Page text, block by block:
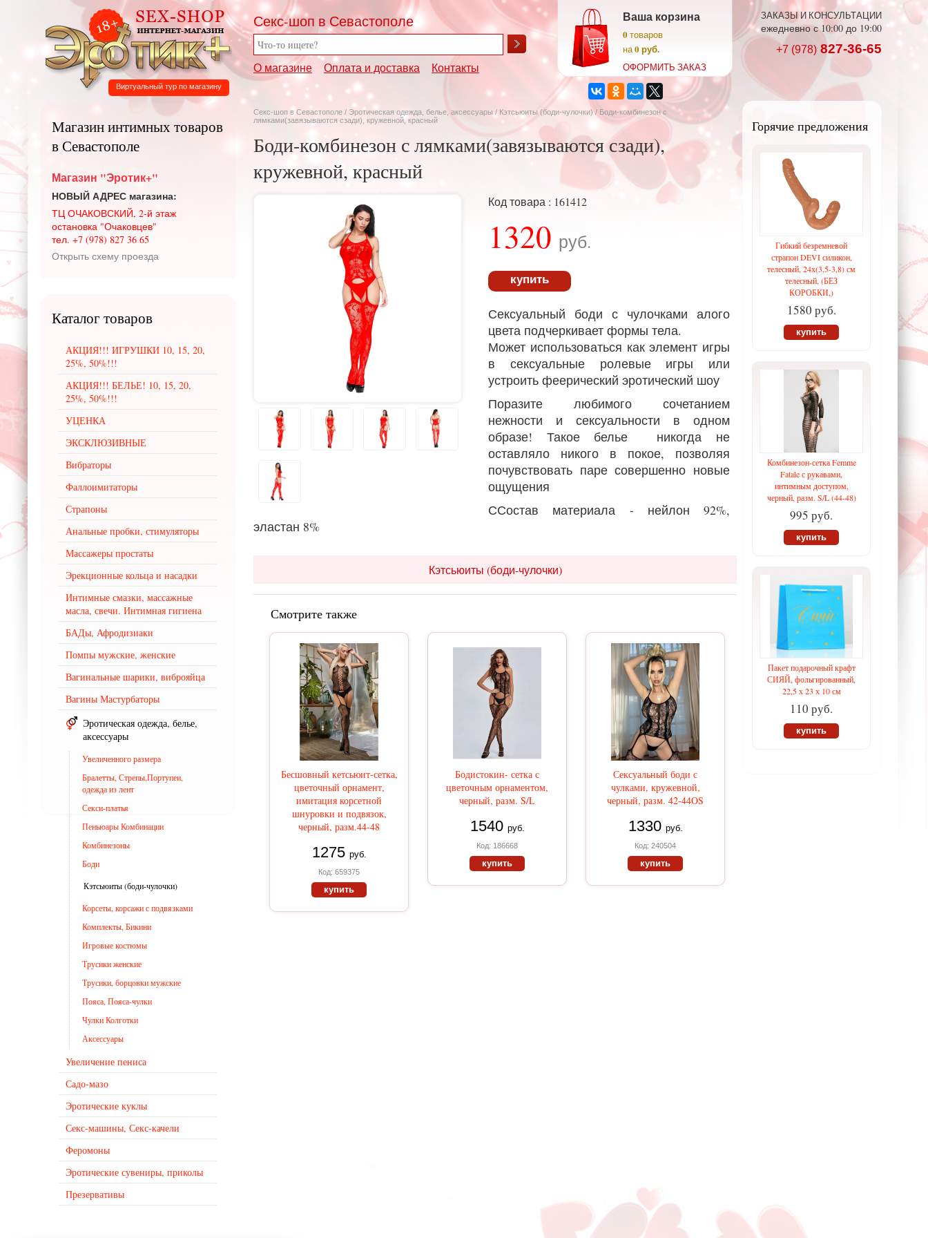
Секс-шоп в Севастополе
О магазине Оплата и доставка Контакты
Ваша корзина
0товаров
на0 руб.
ОФОРМИТЬ ЗАКАЗ
ЗАКАЗЫ И КОНСУЛЬТАЦИИ
ежедневно с 10:00 до 19:00
+7 (978) 827-36-65
Виртуальный тур по магазину
Секс-шоп в Севастополе / Эротическая одежда, белье, аксессуары / Кэтсьюиты (боди-чулочки)/ Боди-комбинезон с
лямками(завязываются сзади), кружевной, красный
Боди-комбинезон с лямками(завязываются сзади),
кружевной, красный
Код товара : 161412
1320 руб.
купить
Сексуальный боди с чулочками алого
цвета подчеркивает формы тела.
Может использоваться как элемент игры
в сексуальные ролевые игры или
устроить феерический эротический шоу
Поразите любимого сочетанием
нежности и сексуальности в одном
образе! Такое белье никогда не
оставляло никого в покое, позволяя
почувствовать паре совершенно новые
ощущения
ССостав материала - нейлон 92%,
эластан 8%
Кэтсьюиты (боди-чулочки)
Смотрите также
Бесшовный кетсьюит-сетка,
цветочный орнамент,
имитация корсетной
шнуровки и подвязок,
черный, разм.44-48
1275 руб.
Код: 659375
купить
Бодистокин- сетка с
цветочным орнаментом,
черный, разм. S/L
1540 руб.
Код: 186668
купить
Сексуальный боди с
чулками, кружевной,
черный, разм. 42-44OS
1330 руб.
Код: 240504
купить
Горячие предложения
Гибкий безремневой
страпон DEVI силикон,
телесный, 24х(3,5-3,8) см
телесный, (БЕЗ
КОРОБКИ,)
1580 руб.
купить
Комбинезон-сетка Femme
Fatale с рукавами,
интимным доступом,
черный, разм. S/L (44-48)
995 руб.
купить
Пакет подарочный крафт
СИЯЙ, фольгированный,
22,5 х 23 х 10 см
110 руб.
купить
Магазин интимных товаров
в Севастополе
Магазин "Эротик+"
НОВЫЙ АДРЕС магазина:
ТЦ ОЧАКОВСКИЙ, 2-й этаж
остановка "Очаковцев"
тел. +7 (978) 827 36 65
Открыть схему проезда
Каталог товаров
АКЦИЯ!!! ИГРУШКИ 10, 15, 20,
25%, 50%!!!
АКЦИЯ!!! БЕЛЬЕ! 10, 15, 20,
25%, 50%!!!
УЦЕНКА
ЭКСКЛЮЗИВНЫЕ
Вибраторы
Фаллоимитаторы
Страпоны
Анальные пробки, стимуляторы
Массажеры простаты
Эрекционные кольца и насадки
Интимные смазки, массажные
масла, свечи. Интимная гигиена
БАДы, Афродизиаки
Помпы мужские, женские
Вагинальные шарики, виброяйца
Вагины Мастурбаторы
Эротическая одежда, белье,
аксессуары
Увеличенного размера
Бралетты, Стрепы,Портупеи,
одежда из лент
Секси-платья
Пеньюары Комбинации
Комбинезоны
Боди
Кэтсьюиты (боди-чулочки)
Корсеты, корсажи с подвязками
Комплекты, Бикини
Игровые костюмы
Трусики женские
Трусики, борцовки мужские
Пояса, Пояса-чулки
Чулки Колготки
Аксессуары
Увеличение пениса
Садо-мазо
Эротические куклы
Секс-машины, Секс-качели
Феромоны
Эротические сувениры, приколы
Презервативы